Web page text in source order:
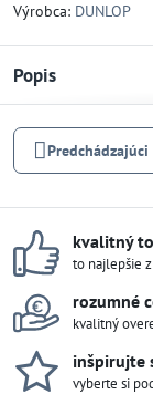
Výrobca: DUNLOP
Popis
kvalitný
to najlepšie
rozumné
kvalitný
inšpirujte
vyberte si